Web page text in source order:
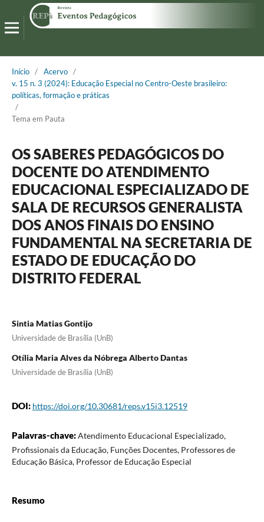
Início / Acervo /
v. 15 n. 3 (2024): Educação Especial no Centro-Oeste brasileiro:
políticas, formação e práticas
/
Tema em Pauta
OS SABERES PEDAGÓGICOS DO
DOCENTE DO ATENDIMENTO
EDUCACIONAL ESPECIALIZADO DE
SALA DE RECURSOS GENERALISTA
DOS ANOS FINAIS DO ENSINO
FUNDAMENTAL NA SECRETARIA DE
ESTADO DE EDUCAÇÃO DO
DISTRITO FEDERAL
Sintia Matias Gontijo
Universidade de Brasília (UnB)
Otília Maria Alves da Nóbrega Alberto Dantas
Universidade de Brasília (UnB)
DOI: https://doi.org/10.30681/reps.v15i3.12519
Palavras-chave:Atendimento Educacional Especializado,
Profissionais da Educação, Funções Docentes, Professores de
Educação Básica, Professor de Educação Especial
Resumo